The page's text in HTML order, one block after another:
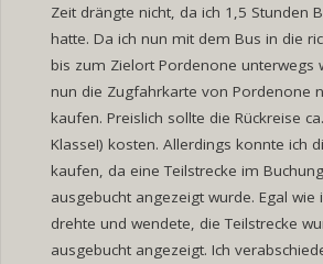
Zeit drängte nicht, da ich 1,5 Stunden
hatte. Da ich nun mit dem Bus in die
bis zum Zielort Pordenone unterwegs
nun die Zugfahrkarte von Pordenone
kaufen. Preislich sollte die Rückreise
Klasse!) kosten. Allerdings konnte ich
kaufen, da eine Teilstrecke im
ausgebucht angezeigt wurde. Egal wie
drehte und wendete, die Teilstrecke
ausgebucht angezeigt. Ich